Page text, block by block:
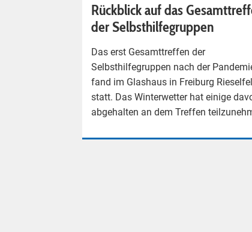
Rückblick auf das
der Selbsthilfegruppen
Das erst Gesamttreffen der
Selbsthilfegruppen nach der
fand im Glashaus in Freiburg
statt. Das Winterwetter hat einige
abgehalten an dem Treffen